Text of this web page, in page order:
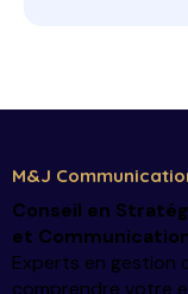
M&J
Conseil en
et
Experts en gestion
comprendre votre